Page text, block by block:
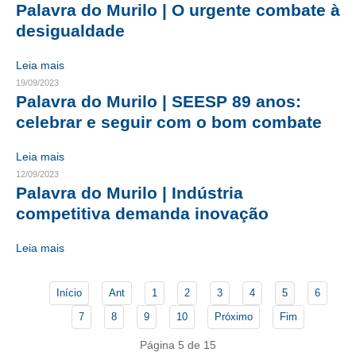
CONTATO
CURSOS
ENGENHEIRO EMPREENDEDOR
SEESP EDUCAÇÃO
PLATAFORMAS GRATUITAS
BENEFÍCIOS
APOSENTADORIA
PLANO DE SAÚDE
SEESPPREV
Palavra do Murilo | O urgente combate à
desigualdade
Leia mais
19/09/2023
Palavra do Murilo | SEESP 89 anos:
celebrar e seguir com o bom combate
Leia mais
12/09/2023
Palavra do Murilo | Indústria
competitiva demanda inovação
Leia mais
Início Ant 1 2 3 4 5
6
7
8 9 10 Próximo Fim
Página 5 de 15